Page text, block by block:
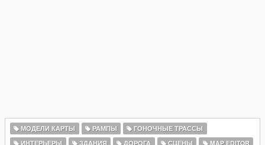
МОДЕЛИ КАРТЫ РАМПЫ
ГОНОЧНЫЕ ТРАССЫ
ИНТЕРЬЕРЫ
ЗДАНИЯ ДОРОГА СЦЕНЫ
MAP EDITOR